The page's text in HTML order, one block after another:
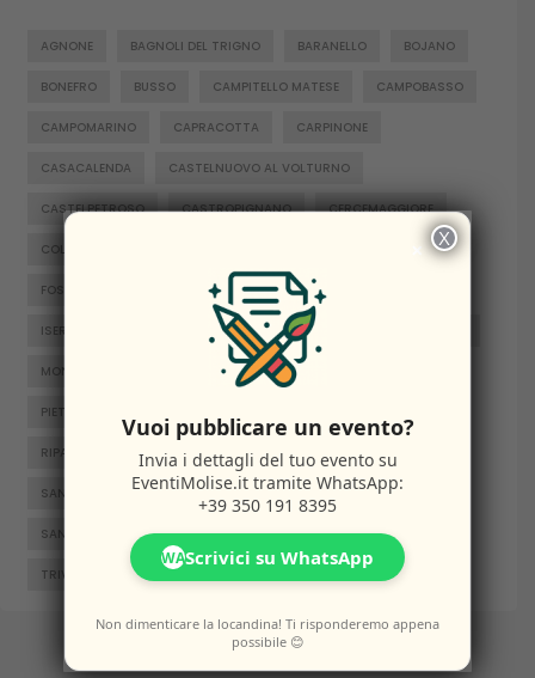
AGNONE BAGNOLI DEL TRIGNO BARANELLO BOJANO
BONEFRO BUSSO CAMPITELLO MATESE CAMPOBASSO
CAMPOMARINO CAPRACOTTA CARPINONE
CASACALENDA CASTELNUOVO AL VOLTURNO
CASTELPETROSO CASTROPIGNANO CERCEMAGGIORE
COLLE D'ANCHISE
FOSSALTO FROSOLONE GAMBATESA
ISERNIA LARINO MACCHIAGODENA
MONTENERO DI BISACCIA ORATINO
PIETRABBONDANTE
RIPALIMOSANI ROCCAMANDOLFI ROTELLO
SAN GIACOMO DEGLI SCHIAVONI SAN MASSIMO
SANTA CROCE DI MAGLIANO SEPINO TERMOLI
TRIVENTO VENAFRO
×
Vuoi pubblicare un evento?
Invia i dettagli del tuo evento su
EventiMolise.it tramite WhatsApp:
+39 350 191 8395
WAScrivici su WhatsApp
Non dimenticare la locandina! Ti risponderemo appena
possibile 😊
X